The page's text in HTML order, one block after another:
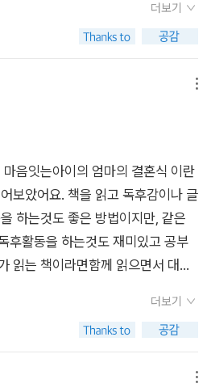
들의 성장 동화입니다.다양한 가족
과정에서 아이가 겪는 감정이 당연
내고 있고, 아이를 둘러썬 엄마와 새
정도 잘 담아내고 있어요.어떻게 갈
요.우리가 갖고 있는 고민을 어떻게
알려주는 책이라 생각해요.다온이
해❤️
더보기
음잇는아이의 엄마의 결혼식 이란
보았어요. 책을 읽고 독후감이나 글
하는것도 좋은 방법이지만, 같은
후활동을 하는것도 재미있고 공부
읽는 책이라면함께 읽으면서 대화
을 한 엄마가 혼자살다가,새로운
되면서가족이 새로 생기는 이야기
정까지 담아낸 책이예요.그리고 아
더보기